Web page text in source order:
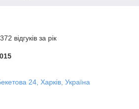
відгуків за рік
24, Харків, Україна